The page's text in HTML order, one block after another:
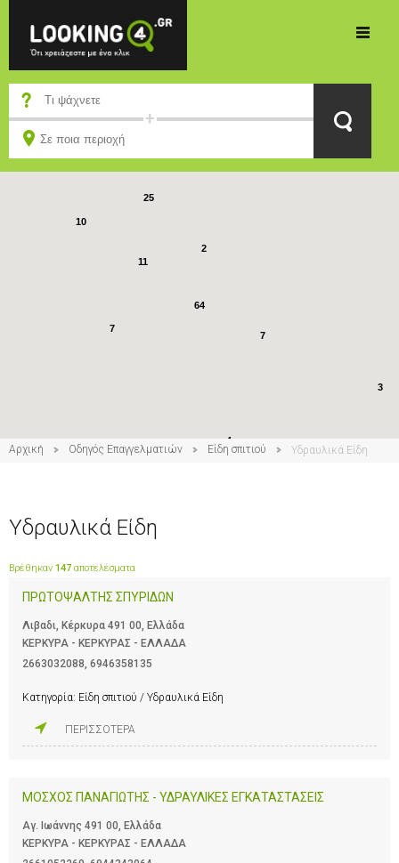
64
11
25
7
7
4
10
3
2
Αρχική Οδηγός Επαγγελματιών Είδη σπιτιού Υδραυλικά Είδη
Υδραυλικά Είδη
Βρέθηκαν 147 αποτελέσματα
ΠΡΩΤΟΨΑΛΤΗΣ ΣΠΥΡΙΔΩΝ
Λιβαδι, Κέρκυρα 491 00, Ελλάδα
ΚΕΡΚΥΡΑ - ΚΕΡΚΥΡΑΣ - ΕΛΛΑΔΑ
2663032088, 6946358135
Κατηγορία: Είδη σπιτιού / Υδραυλικά Είδη
ΠΕΡΙΣΣΟΤΕΡΑ
ΜΟΣΧΟΣ ΠΑΝΑΓΙΩΤΗΣ - ΥΔΡΑΥΛΙΚΕΣ ΕΓΚΑΤΑΣΤΑΣΕΙΣ
Αγ. Ιωάννης 491 00, Ελλάδα
ΚΕΡΚΥΡΑ - ΚΕΡΚΥΡΑΣ - ΕΛΛΑΔΑ